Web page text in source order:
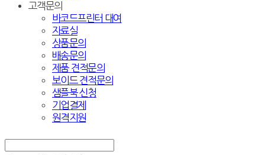
고객문의
바코드프린터 대여
자료실
상품문의
배송문의
제품 견적문의
보이드 견적문의
샘플북 신청
기업결제
원격지원